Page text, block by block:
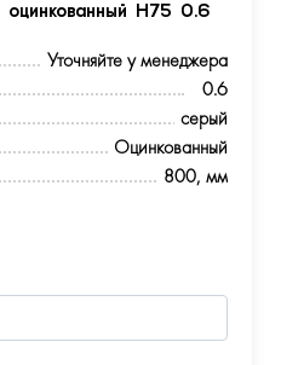
оцинкованный Н75 0.6
Уточняйте у менеджера
0.6
серый
Оцинкованный
800, мм